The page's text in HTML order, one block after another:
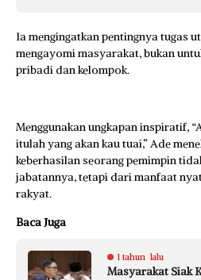
Ia mengingatkan pentingnya tugas
mengayomi masyarakat, bukan
pribadi dan kelompok.
Menggunakan ungkapan inspiratif,
itulah yang akan kau tuai,” Ade
keberhasilan seorang pemimpin
jabatannya, tetapi dari manfaat
rakyat.
Baca Juga
1 tahun lalu
Masyarakat Siak